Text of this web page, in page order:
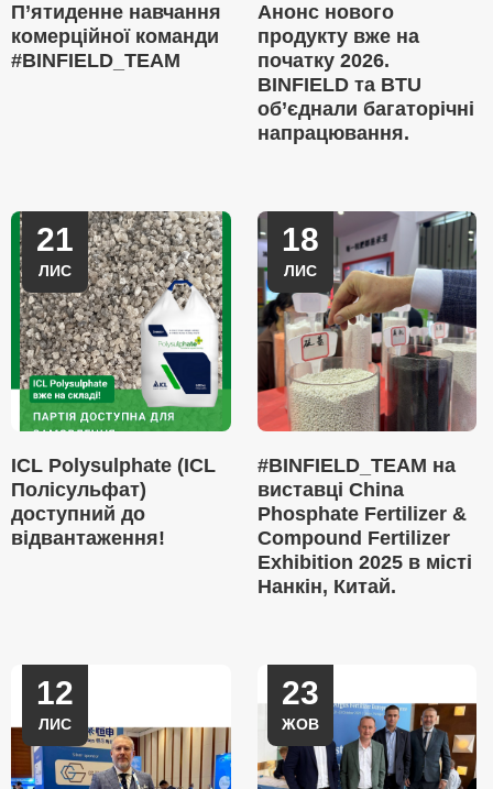
П’ятиденне навчання
комерційної команди
#BINFIELD_TEAM
Анонс нового
продукту вже на
початку 2026.
BINFIELD та BTU
об’єднали багаторічні
напрацювання.
21
ЛИС
ICL Polysulphate (ICL
Полісульфат)
доступний до
відвантаження!
18
ЛИС
#BINFIELD_TEAM на
виставці China
Phosphate Fertilizer &
Compound Fertilizer
Exhibition 2025 в місті
Нанкін, Китай.
12
ЛИС
23
ЖОВ